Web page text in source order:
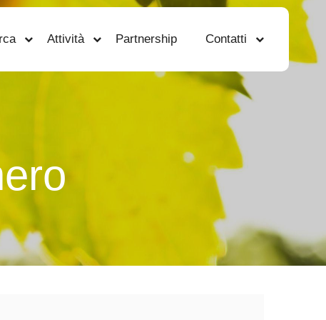
Attività Partnership Contatti